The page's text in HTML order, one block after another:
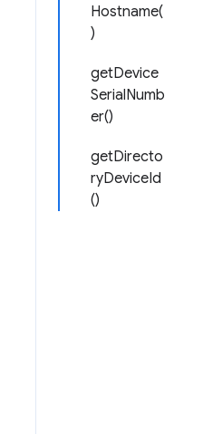
Hostname(
)
getDevice
SerialNumb
er()
getDirecto
ryDeviceId
()